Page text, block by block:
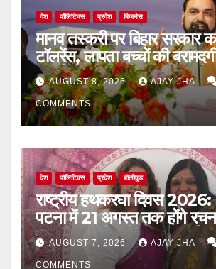
देश पॉलिटिक्स प्रदेश बिजनेस
मानव तस्करी पर बिहार सरकार
टॉलरेंस, लापता बच्चों की
पुनर्वास तक पर जोर: सम्राट
AUGUST 8, 2026 AJAY JHA
COMMENTS
देश पॉलिटिक्स प्रदेश बॉलीवुड
राष्ट्रीय हथकरघा दिवस
पटना में 21 अगस्त तक होंगे
जागरूकता से जुड़े विविध
AUGUST 7, 2026 AJAY JHA
COMMENTS